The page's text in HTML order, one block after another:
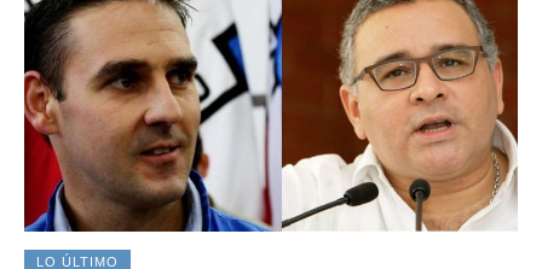
LO ÚLTIMO